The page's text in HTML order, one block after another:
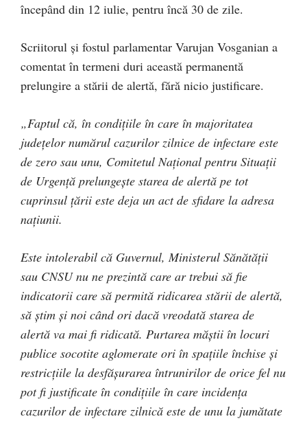
începând din 12 iulie, pentru încă 30 de zile.
Scriitorul și fostul parlamentar Varujan Vosganian a
comentat în termeni duri această permanentă
prelungire a stării de alertă, fără nicio justificare.
„Faptul că, în condițiile în care în majoritatea
județelor numărul cazurilor zilnice de infectare este
de zero sau unu, Comitetul Național pentru Situații
de Urgență prelungește starea de alertă pe tot
cuprinsul țării este deja un act de sfidare la adresa
națiunii.
Este intolerabil că Guvernul, Ministerul Sănătății
sau CNSU nu ne prezintă care ar trebui să fie
indicatorii care să permită ridicarea stării de alertă,
să știm și noi când ori dacă vreodată starea de
alertă va mai fi ridicată. Purtarea măștii în locuri
publice socotite aglomerate ori în spațiile închise și
restricțiile la desfășurarea întrunirilor de orice fel nu
pot fi justificate în condițiile în care incidența
cazurilor de infectare zilnică este de unu la jumătate